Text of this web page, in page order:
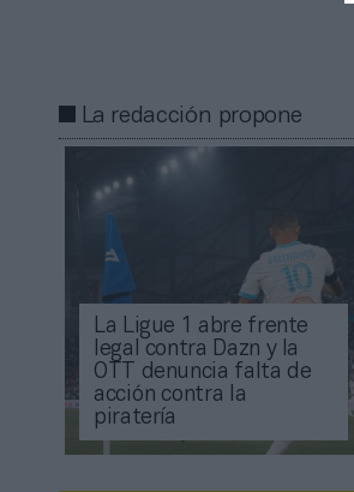
La redacción propone
La Ligue 1 abre frente
legal contra Dazn y la
OTT denuncia falta de
acción contra la
piratería